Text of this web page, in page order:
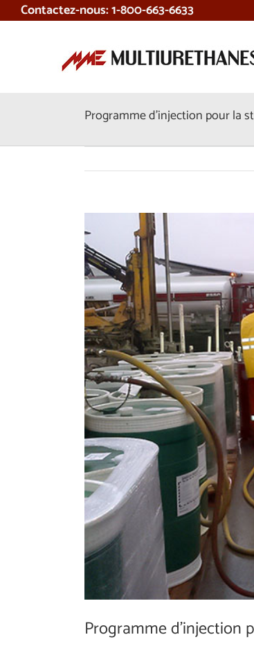
SkipContactez-nous: 1-800-663-6633
Programme d’injection pour la
Larger
Image
Programme d’injection